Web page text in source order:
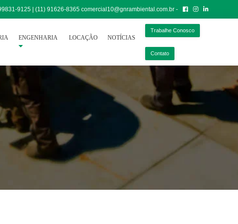
9125 | (11) 91626-8365 comercial10@gnrambiental.com.br -
ENGENHARIA LOCAÇÃO NOTÍCIAS
Trabalhe Conosco
Contato